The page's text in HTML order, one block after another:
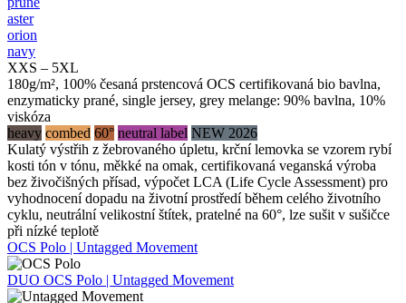
aster
orion
navy
XXS – 5XL
180g/m², 100% česaná prstencová OCS certifikovaná bio bavlna,
enzymaticky prané, single jersey, grey melange: 90% bavlna, 10%
viskóza
heavy combed 60° neutral label NEW 2026
Kulatý výstřih z žebrovaného úpletu, krční lemovka se vzorem rybí
kosti tón v tónu, měkké na omak, certifikovaná veganská výroba
bez živočišných přísad, výpočet LCA (Life Cycle Assessment) pro
vyhodnocení dopadu na životní prostředí během celého životního
cyklu, neutrální velikostní štítek, pratelné na 60°, lze sušit v sušičce
při nízké teplotě
OCS Polo | Untagged Movement
DUO OCS Polo | Untagged Movement